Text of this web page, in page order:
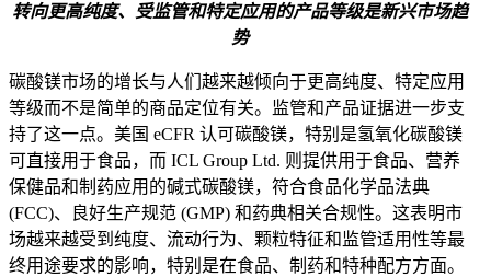
转向更高纯度、受监管和特定应用的产品等级是新兴市场趋
势
碳酸镁市场的增长与人们越来越倾向于更高纯度、特定应用
等级而不是简单的商品定位有关。监管和产品证据进一步支
持了这一点。美国 eCFR 认可碳酸镁，特别是氢氧化碳酸镁
可直接用于食品，而 ICL Group Ltd. 则提供用于食品、营养
保健品和制药应用的碱式碳酸镁，符合食品化学品法典
(FCC)、良好生产规范 (GMP) 和药典相关合规性。这表明市
场越来越受到纯度、流动行为、颗粒特征和监管适用性等最
终用途要求的影响，特别是在食品、制药和特种配方方面。